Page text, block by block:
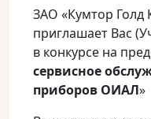
ЗАО «Кумтор Голд
приглашает Вас
в конкурсе на
сервисное
приборов ОИАЛ»